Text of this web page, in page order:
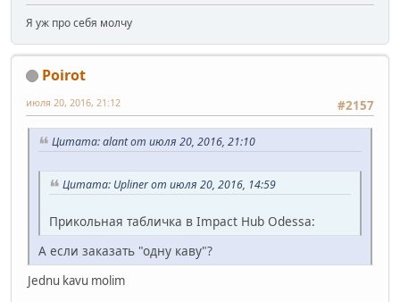
Я уж про себя молчу
Poirot
#2157
июля 20, 2016, 21:12
Цитата: alant от июля 20, 2016, 21:10
Цитата: Upliner от июля 20, 2016, 14:59
Прикольная табличка в Impact Hub Odessa:
А если заказать "одну каву"?
Jednu kavu molim